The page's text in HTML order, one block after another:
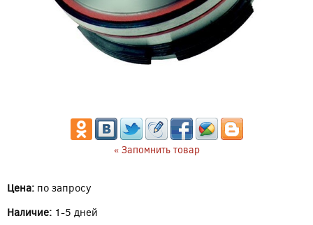
« Запомнить товар
Цена: по запросу
Наличие: 1-5 дней